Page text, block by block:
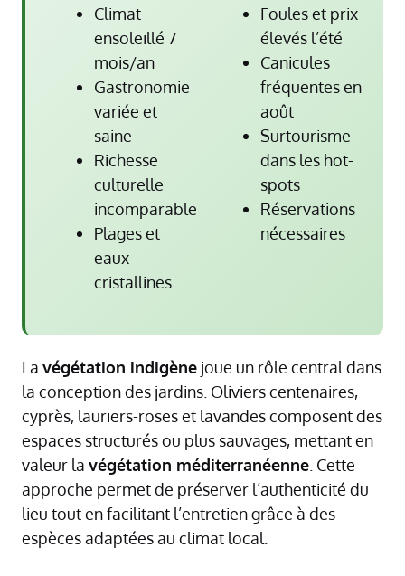
Climat
ensoleillé 7
mois/an
Gastronomie
variée et
saine
Richesse
culturelle
incomparable
Plages et
eaux
cristallines
Foules et prix
élevés l’été
Canicules
fréquentes en
août
Surtourisme
dans les hot-
spots
Réservations
nécessaires
La végétation indigène joue un rôle central dans
la conception des jardins. Oliviers centenaires,
cyprès, lauriers-roses et lavandes composent des
espaces structurés ou plus sauvages, mettant en
valeur la végétation méditerranéenne . Cette
approche permet de préserver l’authenticité du
lieu tout en facilitant l’entretien grâce à des
espèces adaptées au climat local.